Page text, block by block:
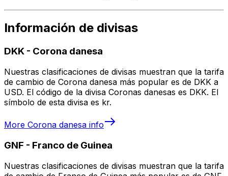
Información de divisas
DKK - Corona danesa
Nuestras clasificaciones de divisas muestran que la tarifa
de cambio de Corona danesa más popular es de DKK a
USD. El código de la divisa Coronas danesas es DKK. El
símbolo de esta divisa es kr.
More Corona danesa info
GNF - Franco de Guinea
Nuestras clasificaciones de divisas muestran que la tarifa